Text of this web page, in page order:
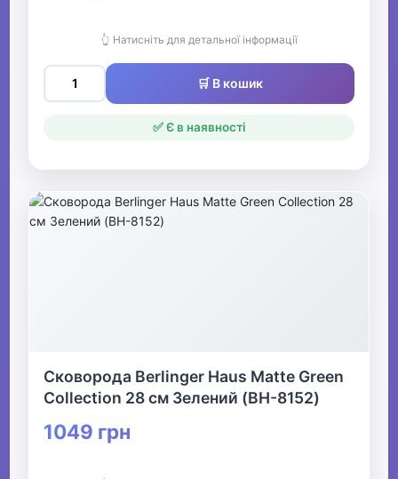
👆 Натисніть для детальної інформації
🛒 В кошик
✅ Є в наявності
Сковорода Berlinger Haus Matte Green
Collection 28 см Зелений (BH-8152)
1049 грн